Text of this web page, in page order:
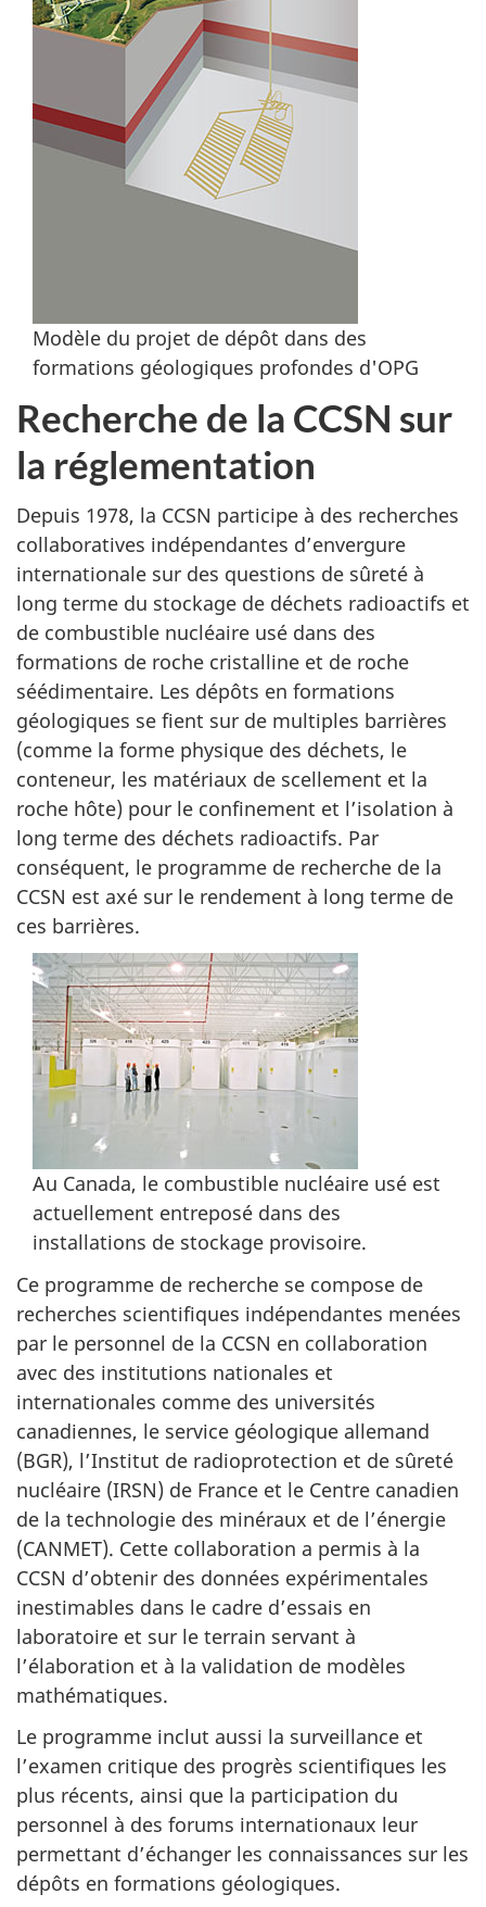
Modèle du projet de dépôt dans des
formations géologiques profondes d'OPG
Recherche de la CCSN sur
la réglementation
Depuis 1978, la CCSN participe à des recherches
collaboratives indépendantes d’envergure
internationale sur des questions de sûreté à
long terme du stockage de déchets radioactifs et
de combustible nucléaire usé dans des
formations de roche cristalline et de roche
séédimentaire. Les dépôts en formations
géologiques se fient sur de multiples barrières
(comme la forme physique des déchets, le
conteneur, les matériaux de scellement et la
roche hôte) pour le confinement et l’isolation à
long terme des déchets radioactifs. Par
conséquent, le programme de recherche de la
CCSN est axé sur le rendement à long terme de
ces barrières.
Au Canada, le combustible nucléaire usé est
actuellement entreposé dans des
installations de stockage provisoire.
Ce programme de recherche se compose de
recherches scientifiques indépendantes menées
par le personnel de la CCSN en collaboration
avec des institutions nationales et
internationales comme des universités
canadiennes, le service géologique allemand
(BGR), l’Institut de radioprotection et de sûreté
nucléaire (IRSN) de France et le Centre canadien
de la technologie des minéraux et de l’énergie
(CANMET). Cette collaboration a permis à la
CCSN d’obtenir des données expérimentales
inestimables dans le cadre d’essais en
laboratoire et sur le terrain servant à
l’élaboration et à la validation de modèles
mathématiques.
Le programme inclut aussi la surveillance et
l’examen critique des progrès scientifiques les
plus récents, ainsi que la participation du
personnel à des forums internationaux leur
permettant d’échanger les connaissances sur les
dépôts en formations géologiques.